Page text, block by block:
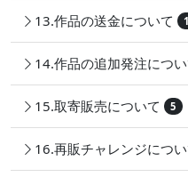
13.作品の送金について
14.作品の追加発注につ
15.取寄販売について 5
16.再販チャレンジにつ